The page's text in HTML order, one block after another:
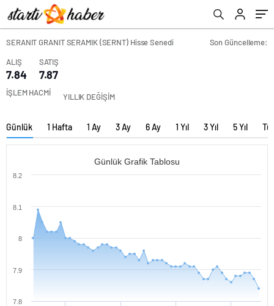
SERANIT GRANIT SERAMIK (SERNT) Hisse Senedi
Son Güncelleme:
ALIŞ
7.84
SATIŞ
7.87
İŞLEM HACMİ YILLIK DEĞİŞİM
Günlük 1 Hafta 1 Ay 3 Ay 6 Ay 1 Yıl 3 Yıl 5 Yıl
Günlük Grafik Tablosu
7.8
7.9
8
8.1
8.2